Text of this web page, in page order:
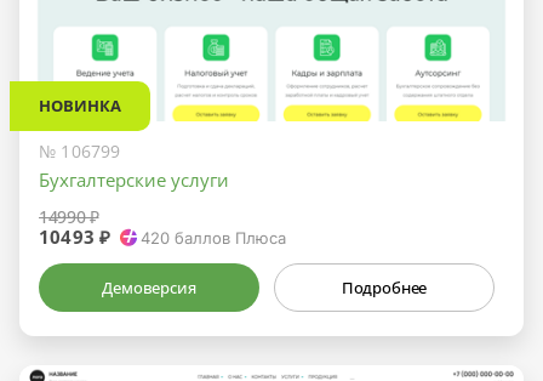
НОВИНКА
№ 106799
Бухгалтерские услуги
14990 ₽
10493 ₽ 420 баллов Плюса
Демоверсия Подробнее